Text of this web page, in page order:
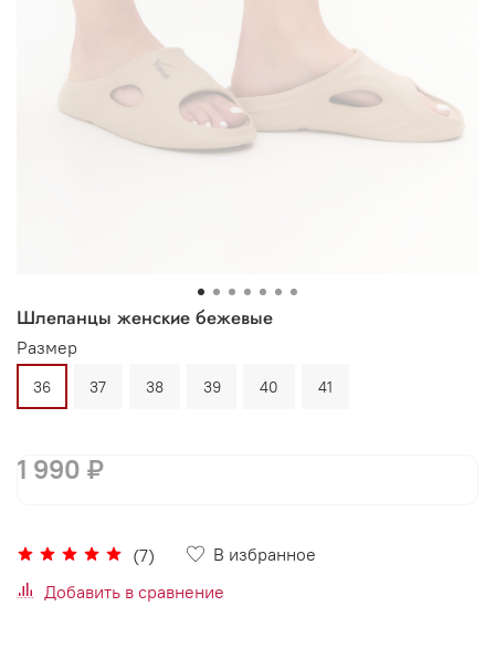
Шлепанцы женские бежевые
(7)
В избранное
Добавить в сравнение
Размер
36 37 38 39 40 41
1 990 ₽